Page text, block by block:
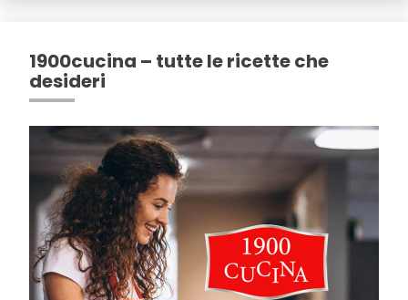
1900cucina – tutte le ricette che
desideri